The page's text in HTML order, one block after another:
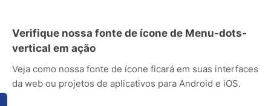
Verifique nossa fonte de ícone de Menu-dots-
vertical em ação
Veja como nossa fonte de ícone ficará em suas interfaces
da web ou projetos de aplicativos para Android e iOS.